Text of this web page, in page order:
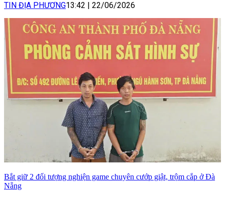
TIN ĐỊA PHƯƠNG13:42 22/06/2026
Bắt giữ 2 đối tượng nghiện game chuyên cướp giật, trộm cắp ở Đà
Nẵng